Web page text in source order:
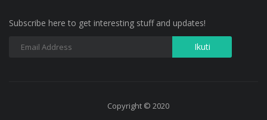
Subscribe here to get interesting stuff and updates!
Copyright © 2020